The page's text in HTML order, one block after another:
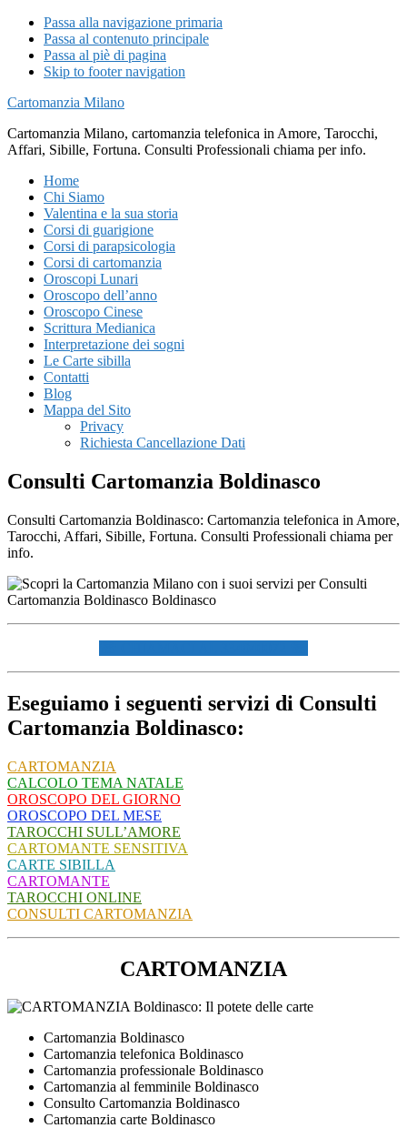
Passa alla navigazione primaria
Passa al contenuto principale
Passa al piè di pagina
Skip to footer navigation
Cartomanzia Milano
Cartomanzia Milano, cartomanzia telefonica in Amore, Tarocchi,
Affari, Sibille, Fortuna. Consulti Professionali chiama per info.
Home
Chi Siamo
Valentina e la sua storia
Corsi di guarigione
Corsi di parapsicologia
Corsi di cartomanzia
Oroscopi Lunari
Oroscopo dell’anno
Oroscopo Cinese
Scrittura Medianica
Interpretazione dei sogni
Le Carte sibilla
Contatti
Blog
Mappa del Sito
Privacy
Richiesta Cancellazione Dati
Consulti Cartomanzia Boldinasco
Consulti Cartomanzia Boldinasco: Cartomanzia telefonica in Amore,
Tarocchi, Affari, Sibille, Fortuna. Consulti Professionali chiama per
info.
Eseguiamo i seguenti servizi di Consulti
Cartomanzia Boldinasco:
CARTOMANZIA
CALCOLO TEMA NATALE
OROSCOPO DEL GIORNO
OROSCOPO DEL MESE
TAROCCHI SULL’AMORE
CARTOMANTE SENSITIVA
CARTE SIBILLA
CARTOMANTE
TAROCCHI ONLINE
CONSULTI CARTOMANZIA
CARTOMANZIA
Cartomanzia Boldinasco
Cartomanzia telefonica Boldinasco
Cartomanzia professionale Boldinasco
Cartomanzia al femminile Boldinasco
Consulto Cartomanzia Boldinasco
Cartomanzia carte Boldinasco